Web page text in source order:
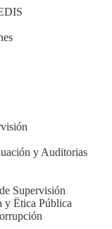
y Auditorias
Supervisión
y Ëtica Pública